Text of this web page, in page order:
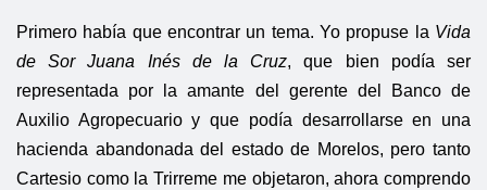
Primero había que encontrar un tema. Yo propuse la Vida
de Sor Juana Inés de la Cruz, que bien podía ser
representada por la amante del gerente del Banco de
Auxilio Agropecuario y que podía desarrollarse en una
hacienda abandonada del estado de Morelos, pero tanto
Cartesio como la Trirreme me objetaron, ahora comprendo